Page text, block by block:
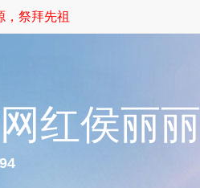
拜先祖，家道斐然！
红侯丽丽